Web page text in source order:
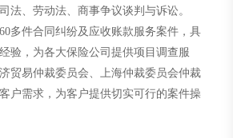
法、劳动法、商事争议谈判与诉讼。
多件合同纠纷及应收账款服务案件，具
验，为各大保险公司提供项目调查服
贸易仲裁委员会、上海仲裁委员会仲裁
户需求，为客户提供切实可行的案件操